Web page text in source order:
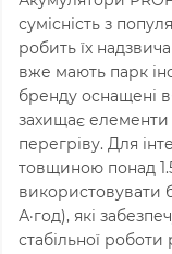
сумісність з
робить їх
вже мають парк
бренду оснащені
захищає елементи
перегріву. Для
товщиною понад
використовувати
А·год), які
стабільної роботи